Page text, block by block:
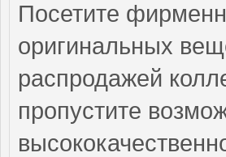
Посетите
оригинальных
распродажей
пропустите